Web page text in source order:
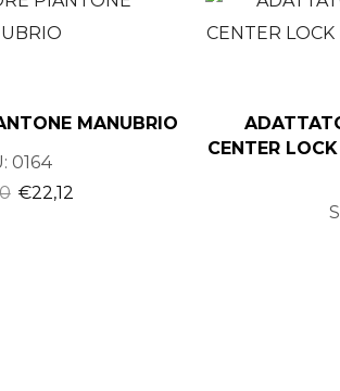
MANUBRIO
0164
€22,12
CENTER